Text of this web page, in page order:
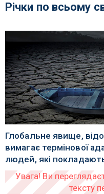
Річки по всьому
Глобальне явище,
вимагає термінової
людей, які